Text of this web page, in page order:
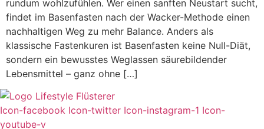
rundum wohlzufühlen. Wer einen sanften Neustart sucht,
findet im Basenfasten nach der Wacker-Methode einen
nachhaltigen Weg zu mehr Balance. Anders als
klassische Fastenkuren ist Basenfasten keine Null-Diät,
sondern ein bewusstes Weglassen säurebildender
Lebensmittel – ganz ohne […]
Icon-facebook Icon-twitter Icon-instagram-1 Icon-
youtube-v